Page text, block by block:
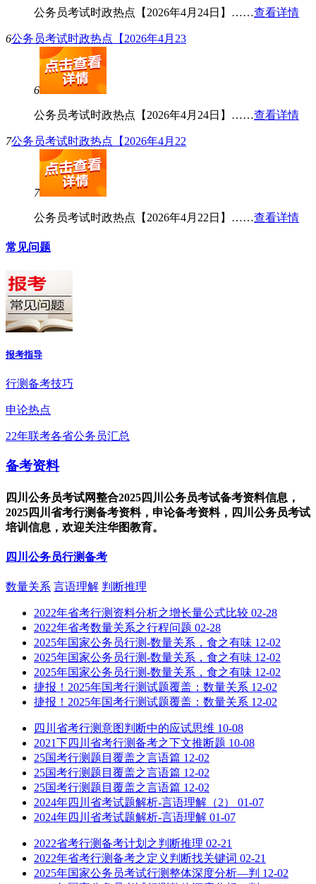
公务员考试时政热点【2026年4月24日】……查看详情
6公务员考试时政热点【2026年4月23
6
公务员考试时政热点【2026年4月24日】……查看详情
7公务员考试时政热点【2026年4月22
7
公务员考试时政热点【2026年4月22日】……查看详情
常见问题
报考指导
行测备考技巧
申论热点
22年联考各省公务员汇总
备考资料
四川公务员考试网整合2025四川公务员考试备考资料信息，
2025四川省考行测备考资料，申论备考资料，四川公务员考试
培训信息，欢迎关注华图教育。
四川公务员行测备考
数量关系 言语理解 判断推理
2022年省考行测资料分析之增长量公式比较 02-28
2022年省考数量关系之行程问题 02-28
2025年国家公务员行测-数量关系，食之有味 12-02
2025年国家公务员行测-数量关系，食之有味 12-02
2025年国家公务员行测-数量关系，食之有味 12-02
捷报！2025年国考行测试题覆盖：数量关系 12-02
捷报！2025年国考行测试题覆盖：数量关系 12-02
四川省考行测意图判断中的应试思维 10-08
2021下四川省考行测备考之下文推断题 10-08
25国考行测题目覆盖之言语篇 12-02
25国考行测题目覆盖之言语篇 12-02
25国考行测题目覆盖之言语篇 12-02
2024年四川省考试题解析-言语理解（2） 01-07
2024年四川省考试题解析-言语理解 01-07
2022省考行测备考计划之判断推理 02-21
2022年省考行测备考之定义判断找关键词 02-21
2025年国家公务员考试行测整体深度分析—判 12-02